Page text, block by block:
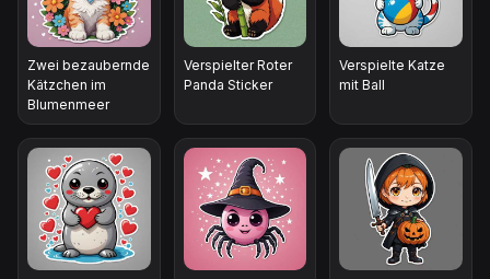
Zwei bezaubernde
Kätzchen im
Blumenmeer
Verspielter Roter
Panda Sticker
Verspielte Katze
mit Ball